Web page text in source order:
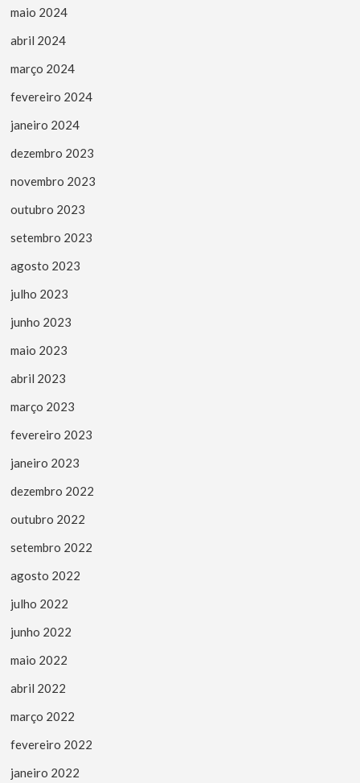
maio 2024
abril 2024
março 2024
fevereiro 2024
janeiro 2024
dezembro 2023
novembro 2023
outubro 2023
setembro 2023
agosto 2023
julho 2023
junho 2023
maio 2023
abril 2023
março 2023
fevereiro 2023
janeiro 2023
dezembro 2022
outubro 2022
setembro 2022
agosto 2022
julho 2022
junho 2022
maio 2022
abril 2022
março 2022
fevereiro 2022
janeiro 2022